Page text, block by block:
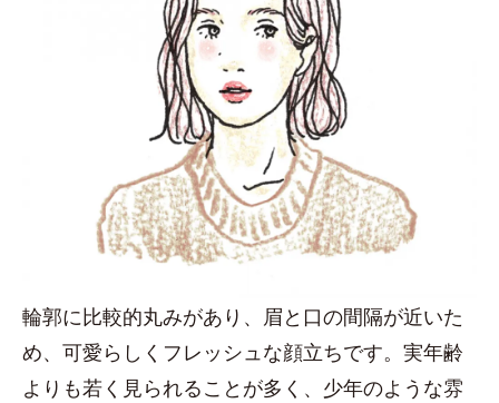
輪郭に比較的丸みがあり、眉と口の間隔が近いた
め、可愛らしくフレッシュな顔立ちです。実年齢
よりも若く見られることが多く、少年のような雰